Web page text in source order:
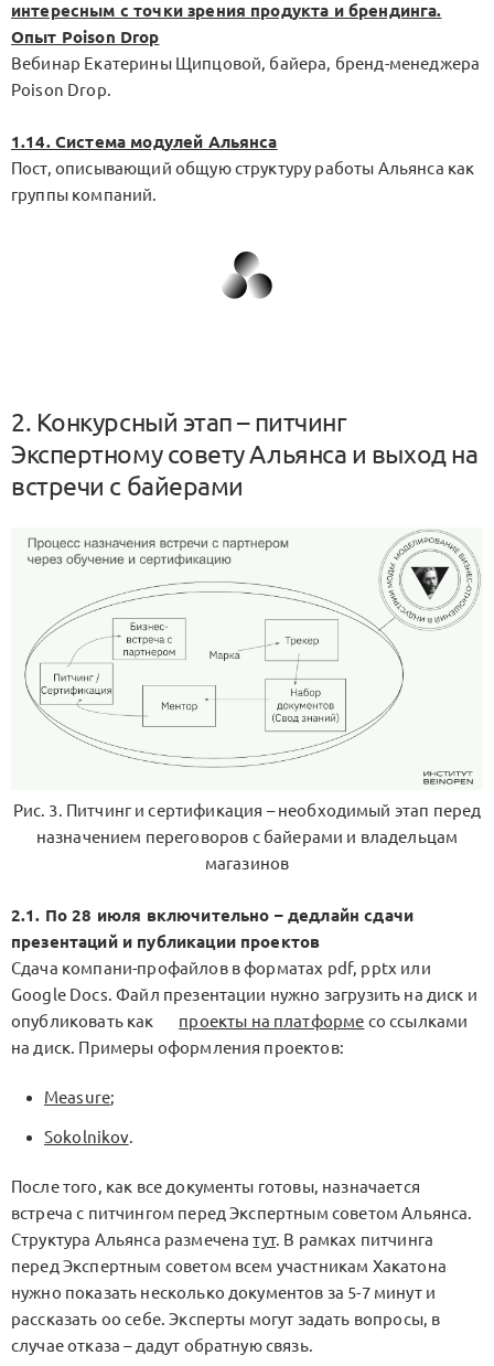
интересным с точки зрения продукта и брендинга.
Опыт Poison Drop
Вебинар Екатерины Щипцовой, байера, бренд-менеджера
Poison Drop.
1.14. Система модулей Альянса
Пост, описывающий общую структуру работы Альянса как
группы компаний.
2. Конкурсный этап – питчинг
Экспертному совету Альянса и выход на
встречи с байерами
Рис. 3. Питчинг и сертификация – необходимый этап перед
назначением переговоров с байерами и владельцам
магазинов
2.1. По 28 июля включительно – дедлайн сдачи
презентаций и публикации проектов
Сдача компани-профайлов в форматах pdf, pptx или
Google Docs. Файл презентации нужно загрузить на диск и
опубликовать как
проекты на платформе со ссылками
на диск. Примеры оформления проектов:
Measure;
Sokolnikov.
После того, как все документы готовы, назначается
встреча с питчингом перед Экспертным советом Альянса.
Cтруктура Альянса размеченатут. В рамках питчинга
перед Экспертным советом всем участникам Хакатона
нужно показать несколько документов за 5-7 минут и
рассказать оо себе. Эксперты могут задать вопросы, в
случае отказа – дадут обратную связь.